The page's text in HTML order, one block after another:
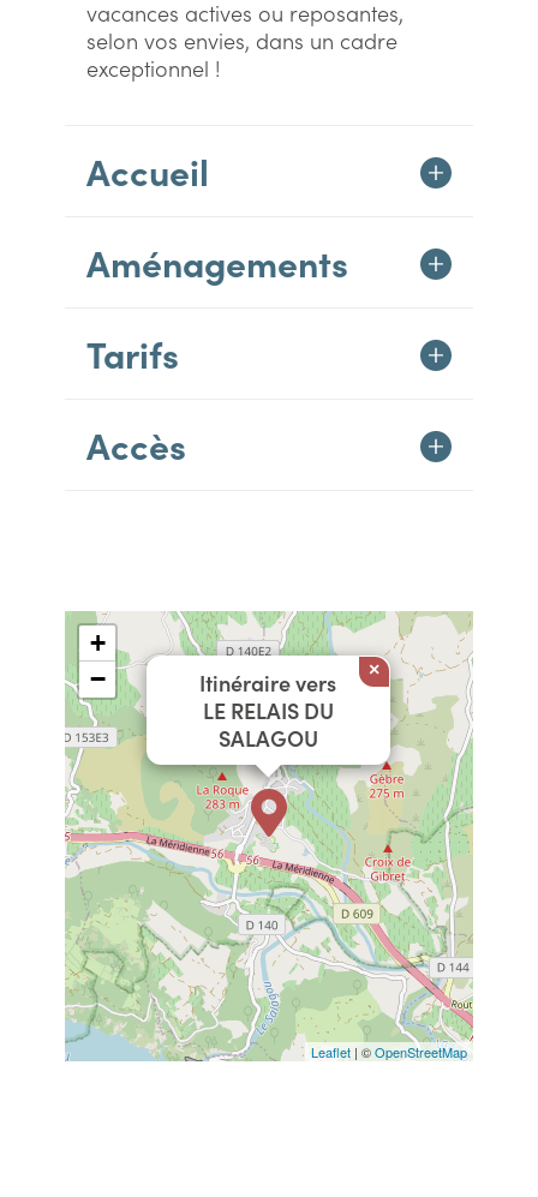
vacances actives ou reposantes,
selon vos envies, dans un cadre
exceptionnel !
Accueil
Aménagements
Tarifs
Accès
Itinéraire vers
LE RELAIS DU
SALAGOU
×
+
−
Leaflet | ©OpenStreetMap